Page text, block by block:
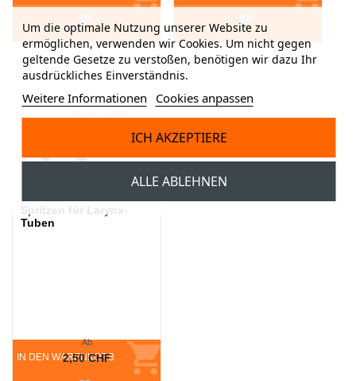
Spritzen für Larynx-
Tuben
IN DEN WARENKORB
Ab
2,50 CHF
Um die optimale Nutzung unserer Website zu
ermöglichen, verwenden wir Cookies. Um nicht gegen
geltende Gesetze zu verstoßen, benötigen wir dazu Ihr
ausdrückliches Einverständnis.
Weitere Informationen Cookies anpassen
ALLE ABLEHNEN
ICH AKZEPTIERE